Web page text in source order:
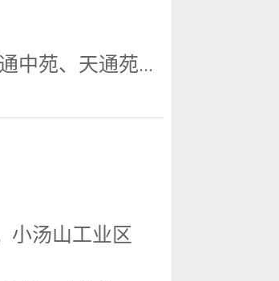
中苑、天通苑...
小汤山工业区